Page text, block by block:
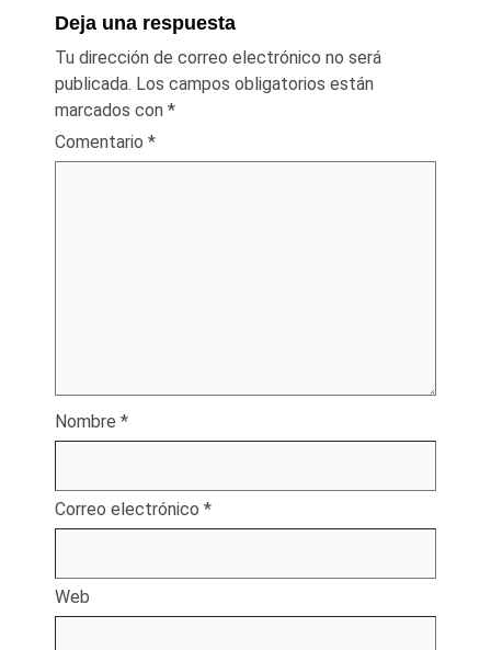
Deja una respuesta
Tu dirección de correo electrónico no será
publicada. Los campos obligatorios están
marcados con *
Comentario *
Nombre *
Correo electrónico *
Web